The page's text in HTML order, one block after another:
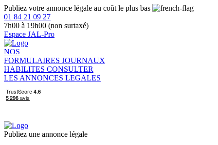
Publiez votre annonce légale au coût le plus bas
01 84 21 09 27
7h00 à 19h00 (non surtaxé)
Espace JAL-Pro
NOS
FORMULAIRES JOURNAUX
HABILITES CONSULTER
LES ANNONCES LEGALES
Publiez une annonce légale